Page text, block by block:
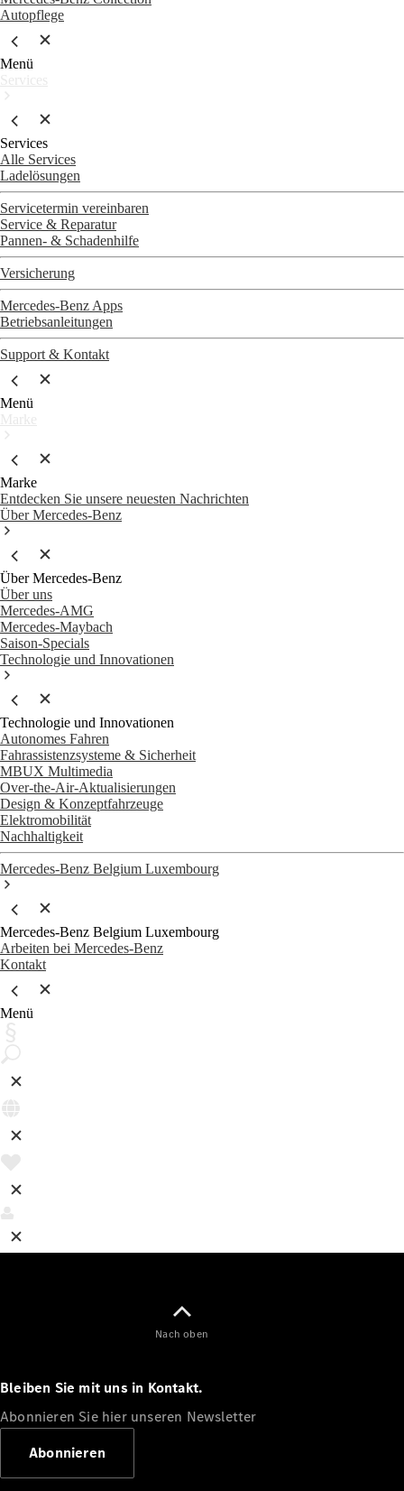
Autopflege
Menü
Services
Alle Services
Ladelösungen
Servicetermin vereinbaren
Service & Reparatur
Pannen- & Schadenhilfe
Versicherung
Mercedes-Benz Apps
Betriebsanleitungen
Support & Kontakt
Menü
Marke
Entdecken Sie unsere neuesten Nachrichten
Über Mercedes-Benz
Über Mercedes-Benz
Über uns
Mercedes-AMG
Mercedes-Maybach
Saison-Specials
Technologie und Innovationen
Technologie und Innovationen
Autonomes Fahren
Fahrassistenzsysteme & Sicherheit
MBUX Multimedia
Over-the-Air-Aktualisierungen
Design & Konzeptfahrzeuge
Elektromobilität
Nachhaltigkeit
Mercedes-Benz Belgium Luxembourg
Mercedes-Benz Belgium Luxembourg
Arbeiten bei Mercedes-Benz
Kontakt
Menü
Nach oben
Bleiben Sie mit uns in Kontakt.
Abonnieren Sie hier unseren Newsletter
Abonnieren